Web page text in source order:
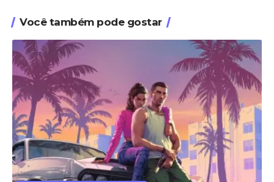
Você também pode gostar